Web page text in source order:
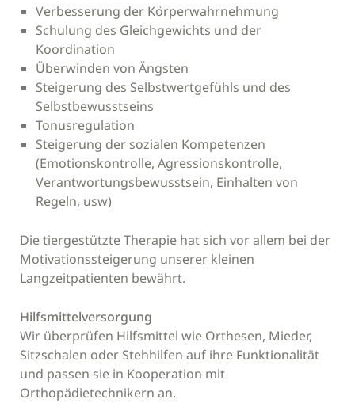
Verbesserung der Körperwahrnehmung
Schulung des Gleichgewichts und der
Koordination
Überwinden von Ängsten
Steigerung des Selbstwertgefühls und des
Selbstbewusstseins
Tonusregulation
Steigerung der sozialen Kompetenzen
(Emotionskontrolle, Agressionskontrolle,
Verantwortungsbewusstsein, Einhalten von
Regeln, usw)
Die tiergestützte Therapie hat sich vor allem bei der
Motivationssteigerung unserer kleinen
Langzeitpatienten bewährt.
Hilfsmittelversorgung
Wir überprüfen Hilfsmittel wie Orthesen, Mieder,
Sitzschalen oder Stehhilfen auf ihre Funktionalität
und passen sie in Kooperation mit
Orthopädietechnikern an.